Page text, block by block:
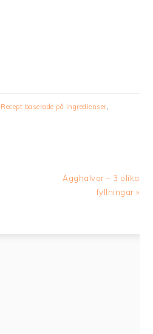
Recept baserade på ingredienser
Next
Ägghalvor – 3 olika
fyllningar »